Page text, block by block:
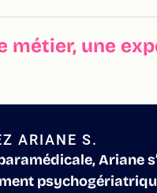
métier, une
ARIANE S.
Ariane